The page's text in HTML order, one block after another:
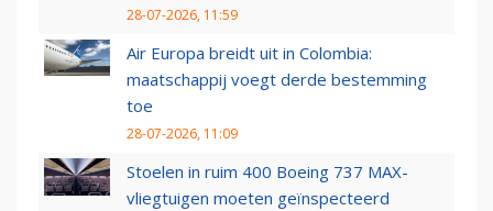
28-07-2026, 11:59
Air Europa breidt uit in Colombia:
maatschappij voegt derde bestemming
toe
28-07-2026, 11:09
Stoelen in ruim 400 Boeing 737 MAX-
vliegtuigen moeten geïnspecteerd